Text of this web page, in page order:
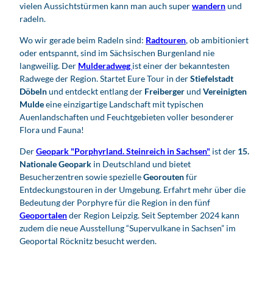
vielen Aussichtstürmen kann man auch superwandernund
radeln.
Wo wir gerade beim Radeln sind: Radtouren, ob ambitioniert
oder entspannt, sind im Sächsischen Burgenland nie
langweilig. Der Mulderadweg ist einer der bekanntesten
Radwege der Region. Startet Eure Tour in derStiefelstadt
Döbelnund entdeckt entlang der Freibergerund Vereinigten
Muldeeine einzigartige Landschaft mit typischen
Auenlandschaften und Feuchtgebieten voller besonderer
Flora und Fauna!
DerGeopark "Porphyrland. Steinreich in Sachsen" ist der 15.
Nationale Geopark in Deutschland und bietet
Besucherzentren sowie spezielleGeoroutenfür
Entdeckungstouren in der Umgebung. Erfahrt mehr über die
Bedeutung der Porphyre für die Region in den fünf
Geoportalender Region Leipzig. Seit September 2024 kann
zudem die neue Ausstellung “Supervulkane in Sachsen” im
Geoportal Röcknitz besucht werden.